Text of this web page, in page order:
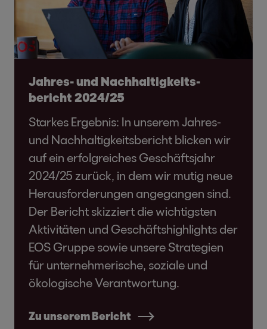
Jahres- und Nachhaltigkeits­
bericht 2024/25
Starkes Ergebnis: In unserem Jahres-
und Nachhaltigkeitsbericht blicken wir
auf ein erfolgreiches Geschäftsjahr
2024/25 zurück, in dem wir mutig neue
Herausforderungen angegangen sind.
Der Bericht skizziert die wichtigsten
Aktivitäten und Geschäftshighlights der
EOS Gruppe sowie unsere Strategien
für unternehmerische, soziale und
ökologische Verantwortung.
Zu unserem Bericht